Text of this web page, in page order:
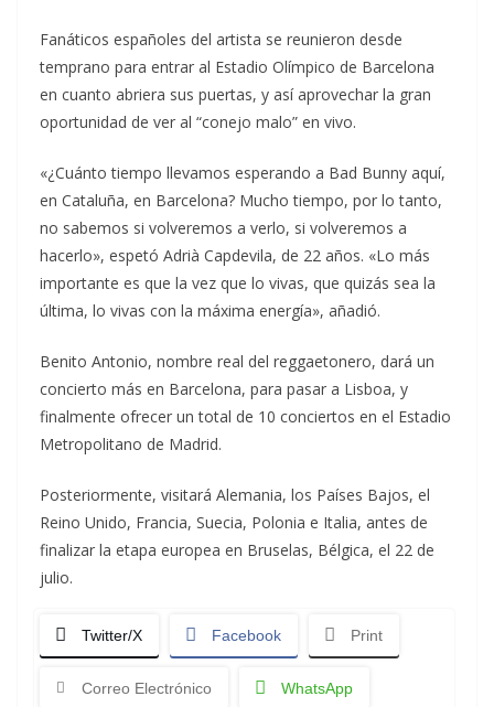
Fanáticos españoles del artista se reunieron desde
temprano para entrar al Estadio Olímpico de Barcelona
en cuanto abriera sus puertas, y así aprovechar la gran
oportunidad de ver al “conejo malo” en vivo.
«¿Cuánto tiempo llevamos esperando a Bad Bunny aquí,
en Cataluña, en Barcelona? Mucho tiempo, por lo tanto,
no sabemos si volveremos a verlo, si volveremos a
hacerlo», espetó Adrià Capdevila, de 22 años. «Lo más
importante es que la vez que lo vivas, que quizás sea la
última, lo vivas con la máxima energía», añadió.
Benito Antonio, nombre real del reggaetonero, dará un
concierto más en Barcelona, para pasar a Lisboa, y
finalmente ofrecer un total de 10 conciertos en el Estadio
Metropolitano de Madrid.
Posteriormente, visitará Alemania, los Países Bajos, el
Reino Unido, Francia, Suecia, Polonia e Italia, antes de
finalizar la etapa europea en Bruselas, Bélgica, el 22 de
julio.
Twitter/X Facebook Print
Correo Electrónico WhatsApp